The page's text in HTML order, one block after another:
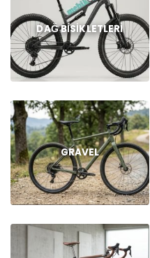
DAĞ BISIKLETLERI
GRAVEL